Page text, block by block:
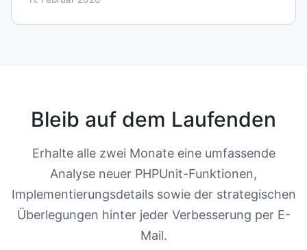
Bleib auf dem Laufenden
Erhalte alle zwei Monate eine umfassende
Analyse neuer PHPUnit-Funktionen,
Implementierungsdetails sowie der strategischen
Überlegungen hinter jeder Verbesserung per E-
Mail.